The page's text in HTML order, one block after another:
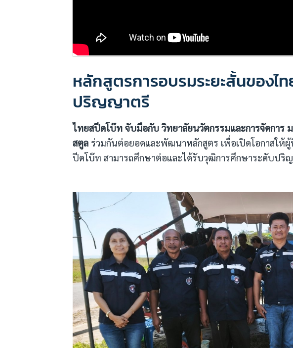
หลักสูตรการอบรมระยะสั้นของ
ปริญญาตรี
ไทยสปีดโบ๊ท จับมือกับ วิทยาลัยนวัตกรรมและการจัดการ
สตูล ร่วมกันต่อยอดและพัฒนาหลักสูตร เพื่อเปิดโอกาสให้
ปีดโบ๊ท สามารถศึกษาต่อและได้รับวุฒิการศึกษาระดับปริ